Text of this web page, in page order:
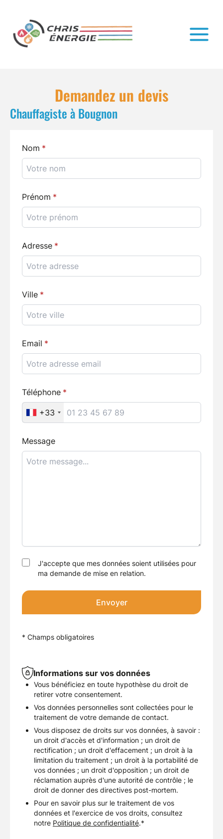
Chauffagiste à Bougnon
Demandez un devis
Nom
Prénom
Adresse
Ville
Email
Téléphone
+33
Message
J'accepte que mes données soient utilisées pour
ma demande de mise en relation.
Envoyer
* Champs obligatoires
Informations sur vos données
Vous bénéficiez en toute hypothèse du droit de
retirer votre consentement.
Vos données personnelles sont collectées pour le
traitement de votre demande de contact.
Vous disposez de droits sur vos données, à savoir :
un droit d'accès et d'information ; un droit de
rectification ; un droit d'effacement ; un droit à la
limitation du traitement ; un droit à la portabilité de
vos données ; un droit d'opposition ; un droit de
réclamation auprès d'une autorité de contrôle ; le
droit de donner des directives post-mortem.
Pour en savoir plus sur le traitement de vos
données et l'exercice de vos droits, consultez
notre Politique de confidentialité.*